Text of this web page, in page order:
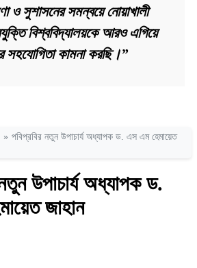
ও সুশাসনের সমন্বয়ে নোয়াখালী
বিশ্ববিদ্যালয়কে আরও এগিয়ে
সহযোগিতা কামনা করছি।”
» পবিপ্রবির নতুন উপাচার্য অধ্যাপক ড. এস এম হেমায়েত
উপাচার্য অধ্যাপক ড.
জাহান